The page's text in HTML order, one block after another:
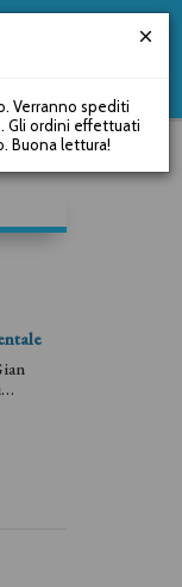
Verranno spediti
Gli ordini effettuati
Buona lettura!